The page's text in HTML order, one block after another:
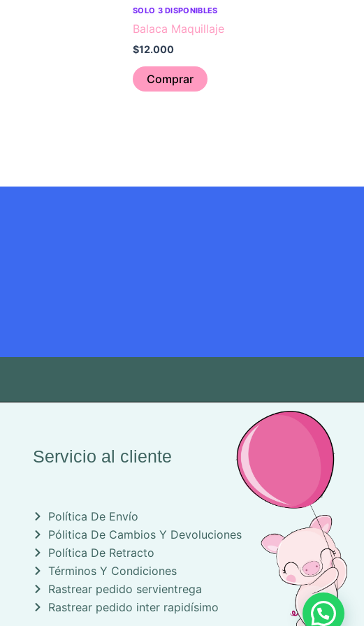
SOLO 3 DISPONIBLES
Balaca Maquillaje
$12.000
Comprar
Servicio al cliente
Política De Envío
Pólitica De Cambios Y Devoluciones
Política De Retracto
Términos Y Condiciones
Rastrear pedido servientrega
Rastrear pedido inter rapidísimo